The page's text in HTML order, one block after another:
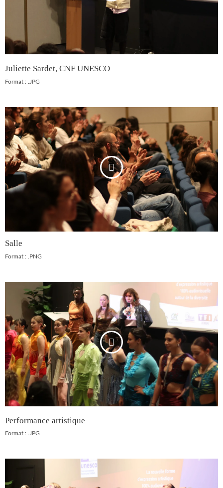
Juliette Sardet, CNF UNESCO
Format : .JPG
Salle
Format : .PNG
Performance artistique
Format : .JPG